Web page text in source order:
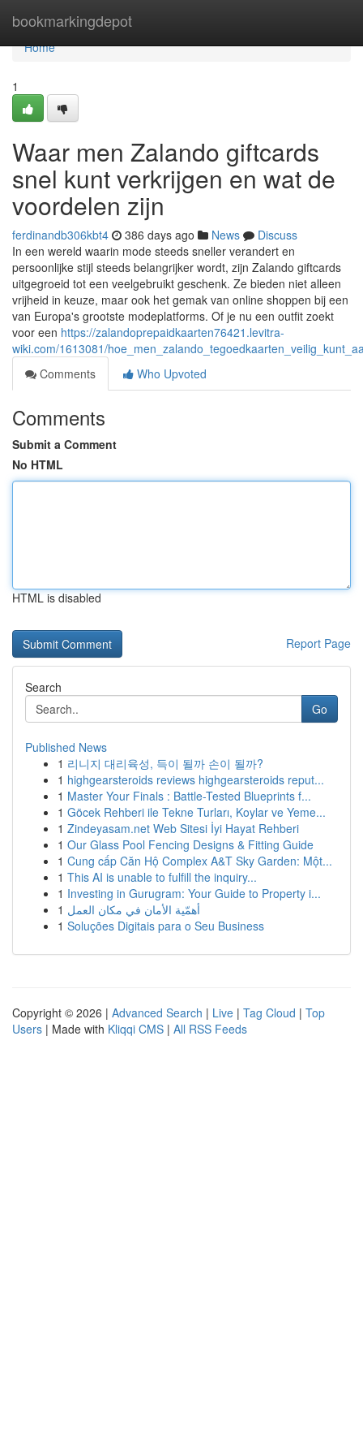
bookmarkingdepot
Home
Home
1
Waar men Zalando giftcards
snel kunt verkrijgen en wat de
voordelen zijn
ferdinandb306kbt4 386 days ago News
Discuss
In een wereld waarin mode steeds sneller verandert en
persoonlijke stijl steeds belangrijker wordt, zijn Zalando giftcards
uitgegroeid tot een veelgebruikt geschenk. Ze bieden niet alleen
vrijheid in keuze, maar ook het gemak van online shoppen bij een
van Europa's grootste modeplatforms. Of je nu een outfit zoekt
voor een https://zalandoprepaidkaarten76421.levitra-
wiki.com/1613081/
Comments
Who Upvoted
Comments
Submit a Comment
No HTML
HTML is disabled
Report Page
Search
Go
Published News
1 리니지 대리육성, 득이 될까 손이 될까?
1 highgearsteroids reviews highgearsteroids reput...
1 Master Your Finals : Battle-Tested Blueprints f...
1 Göcek Rehberi ile Tekne Turları, Koylar ve Yeme...
1 Zindeyasam.net Web Sitesi İyi Hayat Rehberi
1 Our Glass Pool Fencing Designs & Fitting Guide
1 Cung cấp Căn Hộ Complex A&T Sky Garden: Một...
1 This AI is unable to fulfill the inquiry...
1 Investing in Gurugram: Your Guide to Property i...
1 أهمّية الأمان في مكان العمل
1 Soluções Digitais para o Seu Business
Copyright © 2026 | Advanced Search | Live | Tag Cloud | Top
Users | Made with Kliqqi CMS | All RSS Feeds